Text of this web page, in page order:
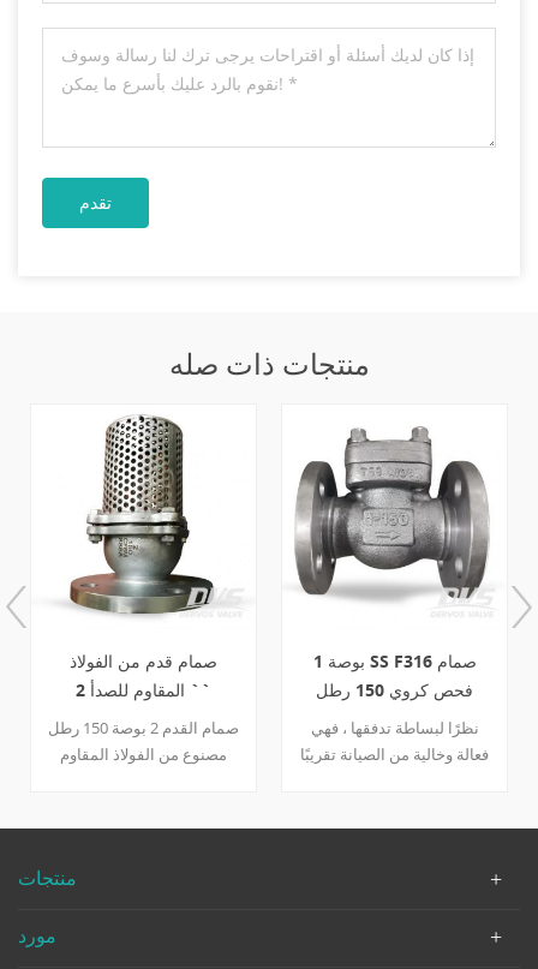
منتجات ذات صله
صمام قدم من الفولاذ
المقاوم للصدأ 2 ``
class150 ذو حواف
صمام القدم 2 بوصة 150 رطل
مصنوع من الفولاذ المقاوم
1 بوصة SS F316 صمام
فحص كروي 150 رطل
الترددات اللاسلكية
نظرًا لبساطة تدفقها ، فهي
فعالة وخالية من الصيانة تقريبًا
شائع في محطات الرفع
منتجات
مورد